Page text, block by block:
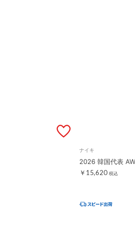
ナイキ
2026 韓国代表
￥15,620 税込